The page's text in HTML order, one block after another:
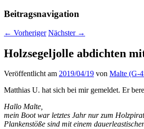
Beitragsnavigation
← Vorheriger Nächster →
Holzsegeljolle abdichten
Veröffentlicht am 2019/04/19 von Malte (G-
Matthias U. hat sich bei mir gemeldet. Er
Hallo Malte,
mein Boot war letztes Jahr nur zum
Plankenstöße sind mit einem